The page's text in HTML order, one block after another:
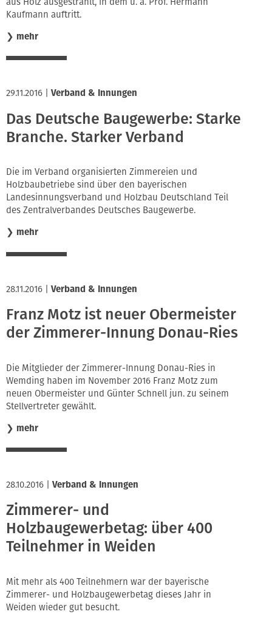
Kaufmann auftritt.
❯ mehr
29.11.2016 Verband & Innungen
Das Deutsche Baugewerbe: Starke
Branche. Starker Verband
Die im Verband organisierten Zimmereien und
Holzbaubetriebe sind über den bayerischen
Landesinnungsverband und Holzbau Deutschland Teil
des Zentralverbandes Deutsches Baugewerbe.
❯ mehr
28.11.2016 Verband & Innungen
Franz Motz ist neuer Obermeister
der Zimmerer-Innung Donau-Ries
Die Mitglieder der Zimmerer-Innung Donau-Ries in
Wemding haben im November 2016 Franz Motz zum
neuen Obermeister und Günter Schnell jun. zu seinem
Stellvertreter gewählt.
❯ mehr
28.10.2016 Verband & Innungen
Zimmerer- und
Holzbaugewerbetag: über 400
Teilnehmer in Weiden
Mit mehr als 400 Teilnehmern war der bayerische
Zimmerer- und Holzbaugewerbetag dieses Jahr in
Weiden wieder gut besucht.